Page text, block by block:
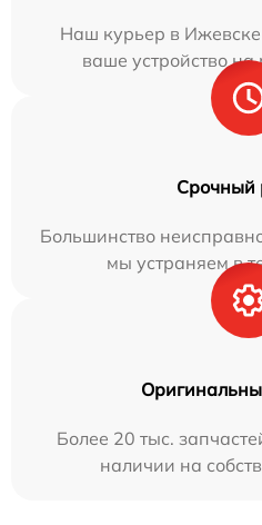
Наш курьер в Ижевске
ваше устройство на
Срочный
Большинство
мы устраняем в
Более 20 тыс.
наличии на